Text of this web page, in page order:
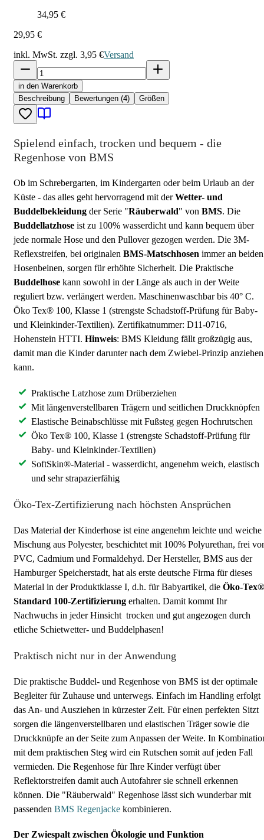
34,95 €
29,95 €
inkl. MwSt. zzgl. 3,95 €Versand
in den Warenkorb
Beschreibung
Bewertungen (4) Größen
Spielend einfach, trocken und bequem - die
Regenhose von BMS
Ob im Schrebergarten, im Kindergarten oder beim Urlaub an der
Küste - das alles geht hervorragend mit derWetter- und
Buddelbekleidung der Serie "Räuberwald" von BMS. Die
Buddellatzhose ist zu 100% wasserdicht und kann bequem über
jede normale Hose und den Pullover gezogen werden. Die 3M-
Reflexstreifen, bei originalen BMS-Matschhosen immer an beiden
Hosenbeinen, sorgen für erhöhte Sicherheit. Die Praktische
Buddelhose kann sowohl in der Länge als auch in der Weite
reguliert bzw. verlängert werden. Maschinenwaschbar bis 40° C.
Öko Tex® 100, Klasse 1 (strengste Schadstoff-Prüfung für Baby-
und Kleinkinder-Textilien). Zertifikatnummer: D11-0716,
Hohenstein HTTI. Hinweis: BMS Kleidung fällt großzügig aus,
damit man die Kinder darunter nach dem Zwiebel-Prinzip anziehen
kann.
Praktische Latzhose zum Drüberziehen
Mit längenverstellbaren Trägern und seitlichen Druckknöpfen
Elastische Beinabschlüsse mit Fußsteg gegen Hochrutschen
Öko Tex® 100, Klasse 1 (strengste Schadstoff-Prüfung für
Baby- und Kleinkinder-Textilien)
SoftSkin®-Material - wasserdicht, angenehm weich, elastisch
und sehr strapazierfähig
Öko-Tex-Zertifizierung nach höchsten Ansprüchen
Das Material der Kinderhose ist eine angenehm leichte und weiche
Mischung aus Polyester, beschichtet mit 100% Polyurethan, frei
PVC, Cadmium und Formaldehyd. Der Hersteller, BMS aus der
Hamburger Speicherstadt, hat als erste deutsche Firma für dieses
Material in der Produktklasse I, d.h. für Babyartikel, die Öko-Tex®
Standard 100-Zertifizierung erhalten. Damit kommt Ihr
Nachwuchs in jeder Hinsicht trocken und gut angezogen durch
etliche Schietwetter- und Buddelphasen!
Praktisch nicht nur in der Anwendung
Die praktische Buddel- und Regenhose von BMS ist der optimale
Begleiter für Zuhause und unterwegs. Einfach im Handling erfolgt
das An- und Ausziehen in kürzester Zeit. Für einen perfekten Sitzt
sorgen die längenverstellbaren und elastischen Träger sowie die
Druckknüpfe an der Seite zum Anpassen der Weite. In
mit dem praktischen Steg wird ein Rutschen somit auf jeden Fall
vermieden. Die Regenhose für Ihre Kinder verfügt über
Reflektorstreifen damit auch Autofahrer sie schnell erkennen
können. Die "Räuberwald" Regenhose lässt sich wunderbar mit
passenden BMS Regenjacke kombinieren.
Der Zwiespalt zwischen Ökologie und Funktion